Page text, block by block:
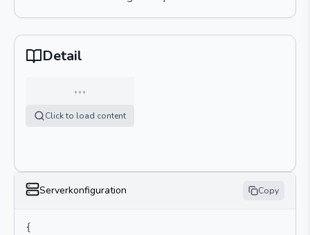
Detail
…
Click to load content
Serverkonfiguration Copy
{